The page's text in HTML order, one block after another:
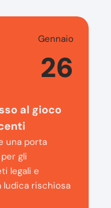
Gennaio
26
al gioco
una porta
gli
legali e
ludica rischiosa